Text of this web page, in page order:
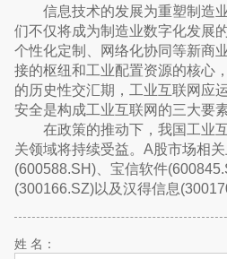
信息技术的发展为重塑制造
们不仅将成为制造业数字化发展
个性化定制、网络化协同等新商
接的枢纽和工业配置资源的核心
的历史性交汇期，工业互联网应
安全是构成工业互联网的三大要素
在政策的推动下，我国工业
关领域将持续受益。A股市场相
(600588.SH)、宝信软件
(300166.SZ)以及汉得信息
姓 名：